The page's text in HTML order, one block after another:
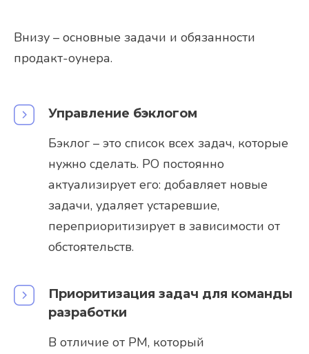
Внизу – основные задачи и обязанности
продакт-оунера.
Управление бэклогом
Бэклог – это список всех задач, которые
нужно сделать. PO постоянно
актуализирует его: добавляет новые
задачи, удаляет устаревшие,
переприоритизирует в зависимости от
обстоятельств.
Приоритизация задач для команды
разработки
В отличие от PM, который